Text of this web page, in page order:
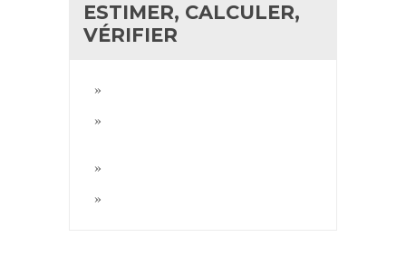
ESTIMER, CALCULER,
VÉRIFIER